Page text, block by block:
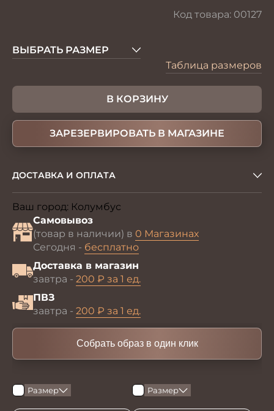
Код товара: 00127
ВЫБРАТЬ РАЗМЕР
Таблица размеров
В КОРЗИНУ
ЗАРЕЗЕРВИРОВАТЬ В МАГАЗИНЕ
ДОСТАВКА И ОПЛАТА
Ваш город: Колумбус
Самовывоз
(товар в наличии) в 0 Магазинах
Сегодня - бесплатно
Доставка в магазин
завтра - 200 ₽ за 1 ед.
ПВЗ
завтра - 200 ₽ за 1 ед.
Собрать образ в один клик
Размер Размер